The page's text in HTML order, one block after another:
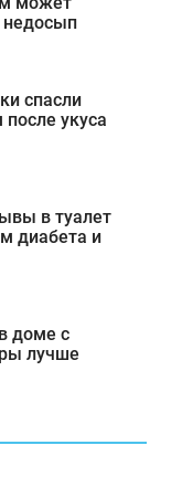
недосып
спасли
укуса
в туалет
диабета и
доме с
лучше